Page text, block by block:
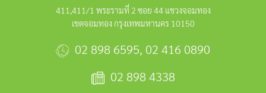
411,411/1 พระรามที่ 2 ซอย 44 แขวงจอมทอง
เขตจอมทอง กรุงเทพมหานคร 10150
02 898 6595, 02 416 0890
02 898 4338